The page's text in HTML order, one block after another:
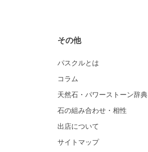
その他
パスクルとは
コラム
天然石・パワーストーン辞典
石の組み合わせ・相性
出店について
サイトマップ